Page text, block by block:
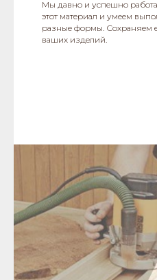
Мы давно и успешно
этот материал и умеем
разные формы. Сохраняем
ваших изделий.